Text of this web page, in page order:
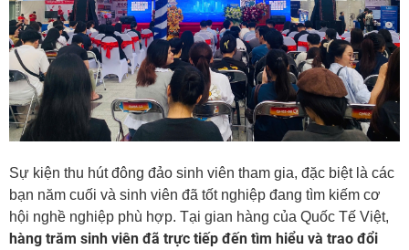
Sự kiện thu hút đông đảo sinh viên tham gia, đặc biệt là các
bạn năm cuối và sinh viên đã tốt nghiệp đang tìm kiếm cơ
hội nghề nghiệp phù hợp. Tại gian hàng của Quốc Tế Việt,
hàng trăm sinh viên đã trực tiếp đến tìm hiểu và trao đổi